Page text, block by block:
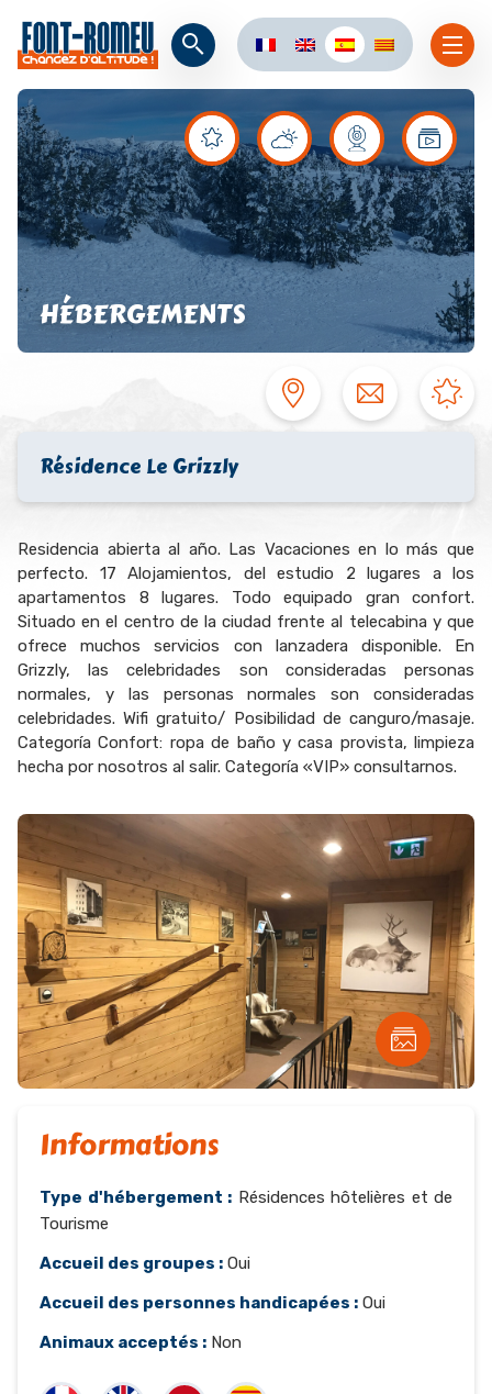
HÉBERGEMENTS
Résidence Le Grizzly
Residencia abierta al año. Las Vacaciones en lo más que
perfecto. 17 Alojamientos, del estudio 2 lugares a los
apartamentos 8 lugares. Todo equipado gran confort.
Situado en el centro de la ciudad frente al telecabina y que
ofrece muchos servicios con lanzadera disponible. En
Grizzly, las celebridades son consideradas personas
normales, y las personas normales son consideradas
celebridades. Wifi gratuito/ Posibilidad de canguro/masaje.
Categoría Confort: ropa de baño y casa provista, limpieza
hecha por nosotros al salir. Categoría «VIP» consultarnos.
Informations
Type d'hébergement : Résidences hôtelières et de
Tourisme
Accueil des groupes : Oui
Accueil des personnes handicapées : Oui
Animaux acceptés : Non